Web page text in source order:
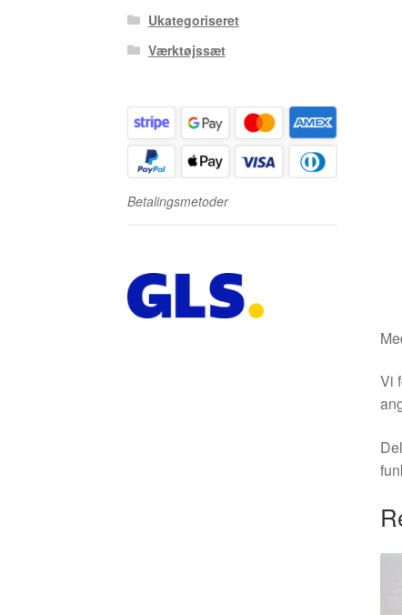
Vi
Ukategoriseret
Værktøjssæt
Betalingsmetoder